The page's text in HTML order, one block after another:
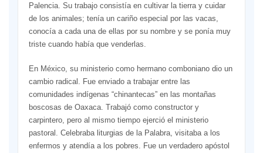
Palencia. Su trabajo consistía en cultivar la tierra y cuidar
de los animales; tenía un cariño especial por las vacas,
conocía a cada una de ellas por su nombre y se ponía muy
triste cuando había que venderlas.
En México, su ministerio como hermano comboniano dio un
cambio radical. Fue enviado a trabajar entre las
comunidades indígenas “chinantecas” en las montañas
boscosas de Oaxaca. Trabajó como constructor y
carpintero, pero al mismo tiempo ejerció el ministerio
pastoral. Celebraba liturgias de la Palabra, visitaba a los
enfermos y atendía a los pobres. Fue un verdadero apóstol